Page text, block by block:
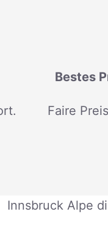
Bestes
Faire
Innsbruck Alpe